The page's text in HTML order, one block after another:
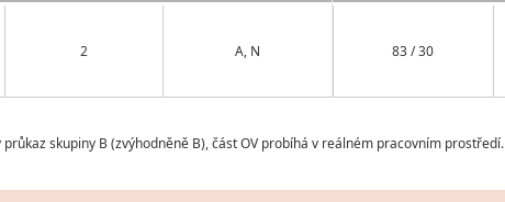
2 A, N 83 / 30
skupiny B (zvýhodněně B), část OV probíhá v reálném pracovním prostředí.